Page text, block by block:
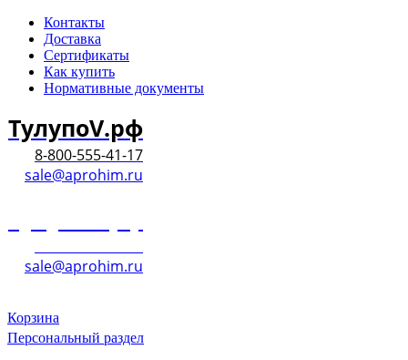
Контакты
Доставка
Сертификаты
Как купить
Нормативные документы
ТулупоV.рф
8-800-555-41-17
sale@aprohim.ru
sale@aprohim.ru
Корзина
Персональный раздел